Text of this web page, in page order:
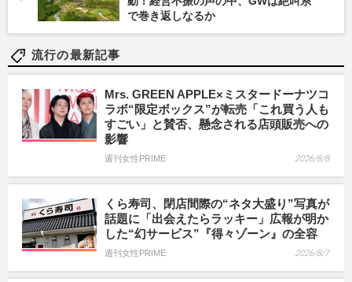
で巻き返しなるか
流行の最新記事
Mrs. GREEN APPLE×ミスタードーナツコ
ラボ“限定ボックス”が転売「これ買う人も
すごい」と賛否、懸念される店頭販売への
影響
週刊女性PRIME 2026/8/8
くら寿司、閉店間際の“ネタ大盛り”写真が
話題に「出会えたらラッキー」広報が明か
した“幻サービス”『得々ゾーン』の全容
週刊女性PRIME 2026/8/7